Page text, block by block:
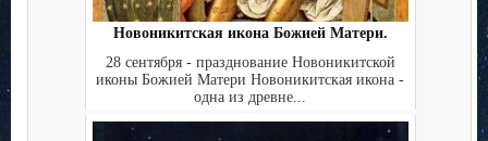
Новоникитская икона Божией Матери.
28 сентября - празднование Новоникитской
иконы Божией Матери Новоникитская икона -
одна из древне...